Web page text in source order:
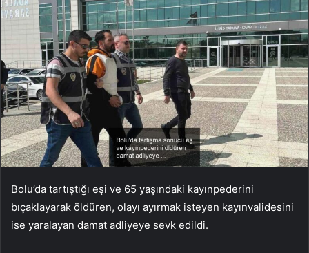
Bolu’da tartıştığı eşi ve 65 yaşındaki kayınpederini
bıçaklayarak öldüren, olayı ayırmak isteyen kayınvalidesini
ise yaralayan damat adliyeye sevk edildi.